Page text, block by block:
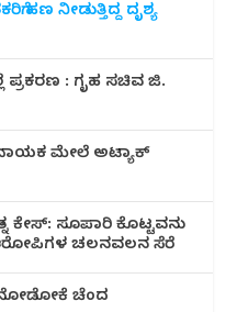
ಹಣ ನೀಡುತ್ತಿದ್ದ ದೃಶ್ಯ
ಪ್ರಕರಣ : ಗೃಹ ಸಚಿವ ಜಿ.
ನಾಯಕ ಮೇಲೆ ಅಟ್ಯಾಕ್
ಕೇಸ್: ಸೂಪಾರಿ ಕೊಟ್ಟವನು
ಆರೋಪಿಗಳ ಚಲನವಲನ ಸೆರೆ
ಚೆಂದ